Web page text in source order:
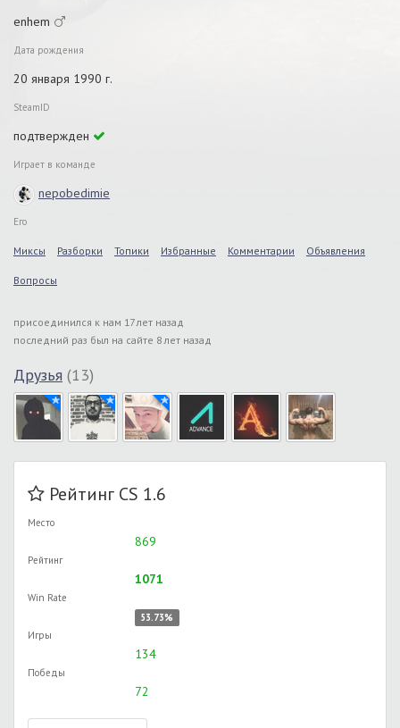
enhem
Дата рождения
20 января 1990 г.
SteamID
подтвержден
Играет в команде
nepobedimie
Его
Миксы Разборки Топики Избранные Комментарии Объявления
Вопросы
присоединился к нам 17 лет назад
последний раз был на сайте 8 лет назад
Друзья (13)
Рейтинг CS 1.6
Место
869
Рейтинг
1071
Win Rate
53.73%
Игры
134
Победы
72